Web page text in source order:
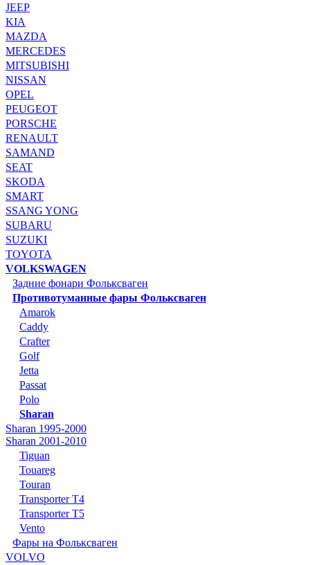
JEEP
KIA
MAZDA
MERCEDES
MITSUBISHI
NISSAN
OPEL
PEUGEOT
PORSCHE
RENAULT
SAMAND
SEAT
SKODA
SMART
SSANG YONG
SUBARU
SUZUKI
TOYOTA
VOLKSWAGEN
Задние фонари Фольксваген
Противотуманные фары Фольксваген
Amarok
Caddy
Crafter
Golf
Jetta
Passat
Polo
Sharan
Sharan 1995-2000
Sharan 2001-2010
Tiguan
Touareg
Touran
Transporter T4
Transporter T5
Vento
Фары на Фольксваген
VOLVO